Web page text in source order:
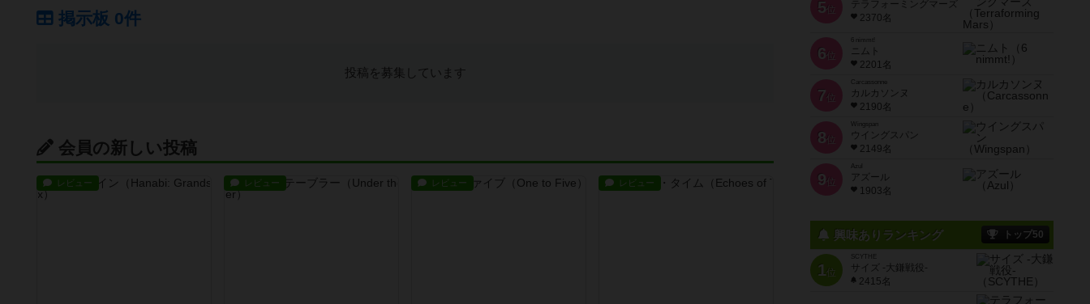
掲示板 0件
投稿を募集しています
会員の新しい投稿
レビュー レビュー レビュー レビュー
5 位
テラフォーミングマーズ
2370名
6 位
ニムト
2201名
7 位
Carcassonne
カルカソンヌ
2190名
8 位
Wingspan
ウイングスパン
2149名
9 位
Azul
アズール
1903名
興味ありランキング トップ50
1位
SCYTHE
サイズ -大鎌戦役-
2415名